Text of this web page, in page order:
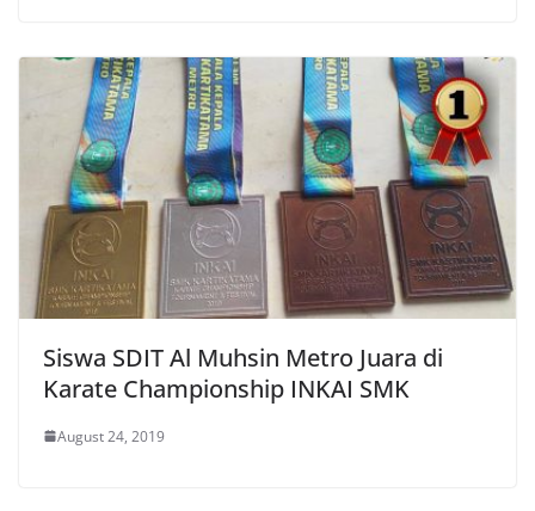
Siswa SDIT Al Muhsin Metro Juara di
Karate Championship INKAI SMK
August 24, 2019